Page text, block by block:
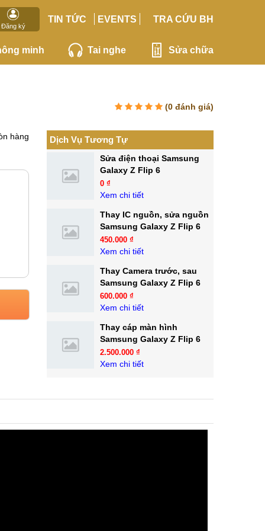
Đăng ký
TIN TỨC EVENTS TRA CỨU BH
minh Tai nghe Sửa chữa
(0 đánh giá)
hàng Dịch Vụ Tương Tự
Sửa điện thoại Samsung
Galaxy Z Flip 6
0 ₫
Xem chi tiết
Thay IC nguồn, sửa nguồn
Samsung Galaxy Z Flip 6
450.000 ₫
Xem chi tiết
Thay Camera trước, sau
Samsung Galaxy Z Flip 6
600.000 ₫
Xem chi tiết
Thay cáp màn hình
Samsung Galaxy Z Flip 6
2.500.000 ₫
Xem chi tiết